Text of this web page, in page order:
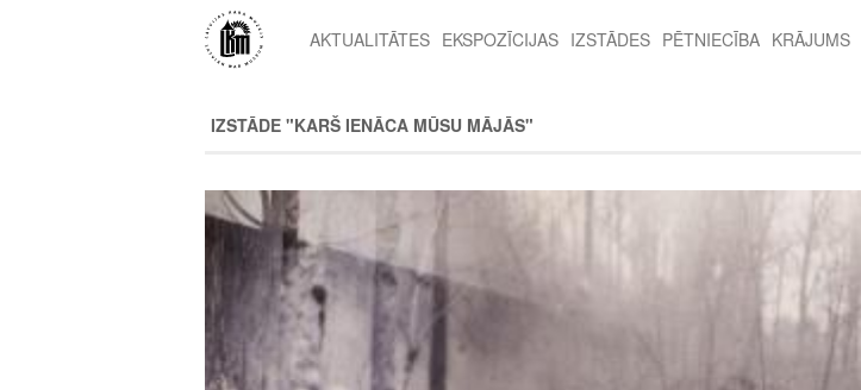
2nd
menu
AKTUALITĀTES EKSPOZĪCIJAS IZSTĀDES PĒTNIECĪBA KRĀJUMS
IZSTĀDE "KARŠ IENĀCA MŪSU MĀJĀS"
Image
Image
Image
Image
Image
Image
Image